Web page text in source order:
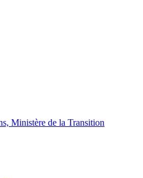
Ministère de la Transition